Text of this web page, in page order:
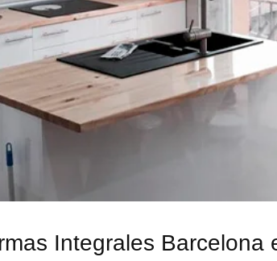
Integrales Barcelona